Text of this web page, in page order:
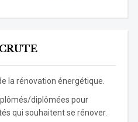
la rénovation énergétique.
diplômées pour
qui souhaitent se rénover.